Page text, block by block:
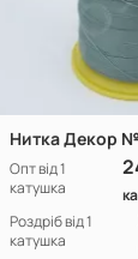
Нитка Декор
Опт від 1
катушка
Роздріб від 1
катушка